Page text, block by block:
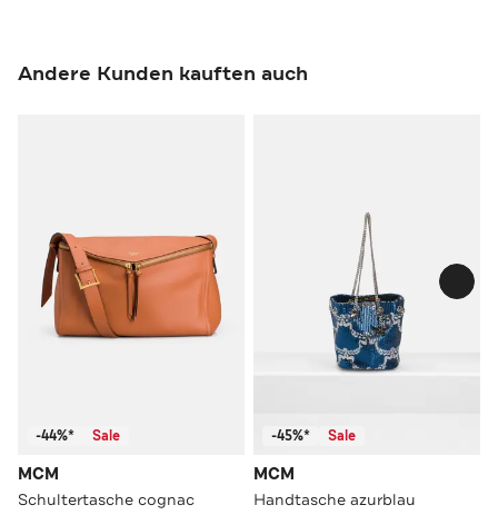
Andere Kunden kauften auch
-44%* Sale
MCM
Schultertasche cognac
-45%* Sale
MCM
Handtasche azurblau